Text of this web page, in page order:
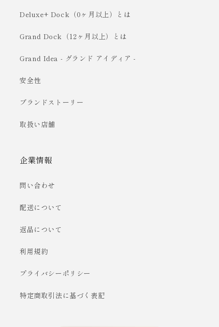
Deluxe+ Dock（0ヶ月以上）とは
Grand Dock（12ヶ月以上）とは
Grand Idea - グランド アイディア -
安全性
ブランドストーリー
取扱い店舗
企業情報
問い合わせ
配送について
返品について
利用規約
プライバシーポリシー
特定商取引法に基づく表記